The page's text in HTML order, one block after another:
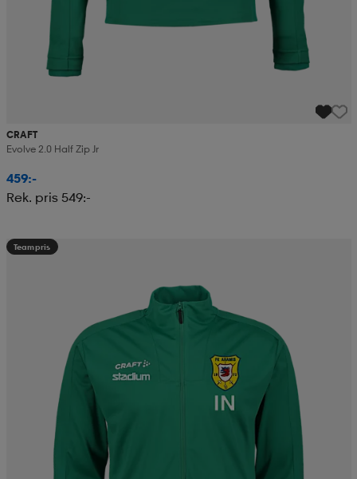
CRAFT
Evolve 2.0 Half Zip Jr
459:-
Rek. pris 549:-
Teampris